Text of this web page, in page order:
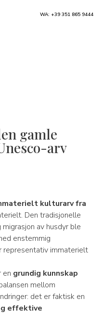
gamle
arv
kulturarv fra
Den tradisjonelle
av husdyr ble
enstemmig
representativ immaterielt
en grundig kunnskap
mellom
det er faktisk en
effektive
WA: +39 351 865 9444